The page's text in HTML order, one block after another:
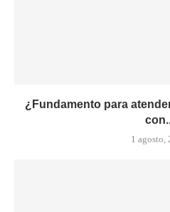
¿Fundamento para
1 agosto,